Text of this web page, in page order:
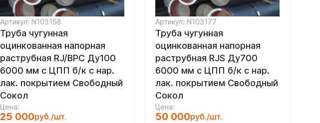
Артикул: N103158
Труба чугунная
оцинкованная напорная
раструбная RJ/ВРС Ду100
6000 мм с ЦПП б/к с нар.
лак. покрытием Свободный
Сокол
Цена:
25 000руб./шт.
Артикул: N103177
Труба чугунная
оцинкованная напорная
раструбная RJS Ду700
6000 мм с ЦПП б/к с нар.
лак. покрытием Свободный
Сокол
Цена:
50 000руб./шт.